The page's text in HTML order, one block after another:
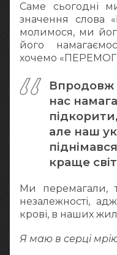
Саме сьогодні
значення слова
молимося, ми
його
хочемо
Впродовж
нас
але наш
краще
Ми перемагали,
незалежності,
крові, в наших
Я маю в серці